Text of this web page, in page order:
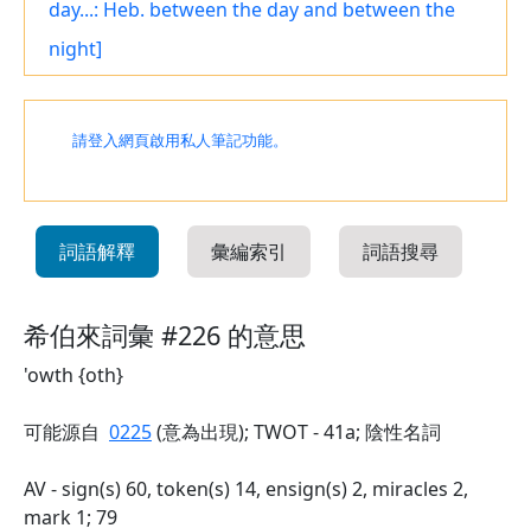
day...: Heb. between the day and between the
night]
請登入網頁啟用私人筆記功能。
詞語解釋 彙編索引 詞語搜尋
希伯來詞彙 #226 的意思
'owth {oth}
可能源自 0225(意為出現); TWOT - 41a; 陰性名詞
AV - sign(s) 60, token(s) 14, ensign(s) 2, miracles 2,
mark 1; 79